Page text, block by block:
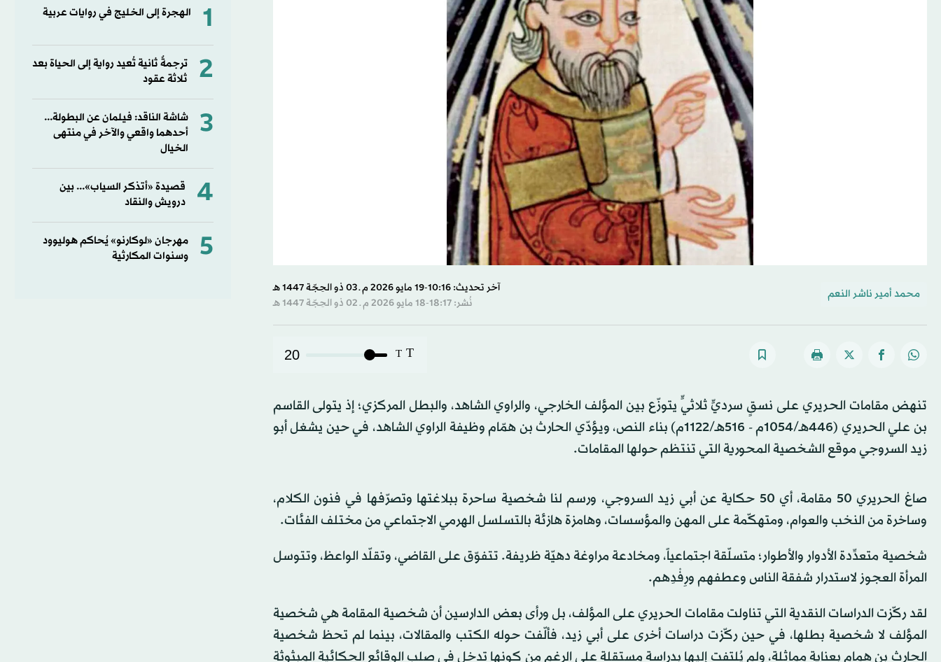
محمد أمير ناشر النعم
آخر تحديث: 10:16-19 مايو 2026 م ـ 03 ذو الحِجّة 1447 هـ
نُشر: 18:17-18 مايو 2026 م ـ 02 ذو الحِجّة 1447 هـ
T
T
20
تنهض مقامات الحريري على نسقٍ سرديٍّ ثلاثيٍّ يتوزّع بين المؤلف الخارجي، والراوي الشاهد، والبطل المركزي؛ إذ يتولى القاسم
بن علي الحريري (446هـ/1054م - 516هـ/1122م) بناء النص، ويؤدّي الحارث بن همّام وظيفة الراوي الشاهد، في حين يشغل أبو
زيد السروجي موقع الشخصية المحورية التي تنتظم حولها المقامات.
صاغ الحريري 50 مقامة، أي 50 حكاية عن أبي زيد السروجي، ورسم لنا شخصية ساحرة ببلاغتها وتصرّفها في فنون الكلام،
وساخرة من النخب والعوام، ومتهكّمة على المهن والمؤسسات، وهامزة هازئة بالتسلسل الهرمي الاجتماعي من مختلف الفئات.
شخصية متعدِّدة الأدوار والأطوار؛ متسلّقة اجتماعياً، ومخادعة مراوغة دهيّة ظريفة. تتفوّق على القاضي، وتقلّد الواعظ، وتتوسل
المرأة العجوز لاستدرار شفقة الناس وعطفهم ورِفْدِهم.
لقد ركّزت الدراسات النقدية التي تناولت مقامات الحريري على المؤلف، بل ورأى بعض الدارسين أن شخصية المقامة هي شخصية
المؤلف لا شخصية بطلها، في حين ركّزت دراسات أخرى على أبي زيد، فألّفت حوله الكتب والمقالات، بينما لم تحظ شخصية
الحارث بن همام بعناية مماثلة، ولم يُلتفت إليها بدراسة مستقلة على الرغم من كونها تدخل في صلب الوقائع الحكائية المبثوثة
1 الهجرة إلى الخليج في روايات عربية
2
ترجمةٌ ثانية تُعيد رواية إلى الحياة بعد
ثلاثة عقود
3
شاشة الناقد: فيلمان عن البطولة...
أحدهما واقعي والآخر في منتهى
الخيال
4
قصيدة «أتذكر السياب»... بين
درويش والنقاد
5
مهرجان «لوكارنو» يُحاكم هوليوود
وسنوات المكارثية